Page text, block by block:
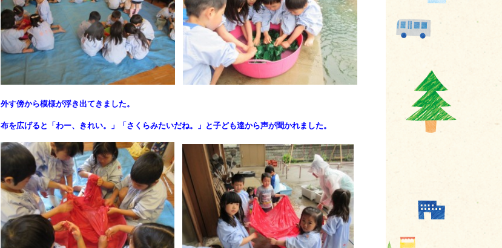
外す傍から模様が浮き出てきました。
布を広げると 「わー、きれい。」「さくらみたいだね。」と子ども達から声が聞かれました。